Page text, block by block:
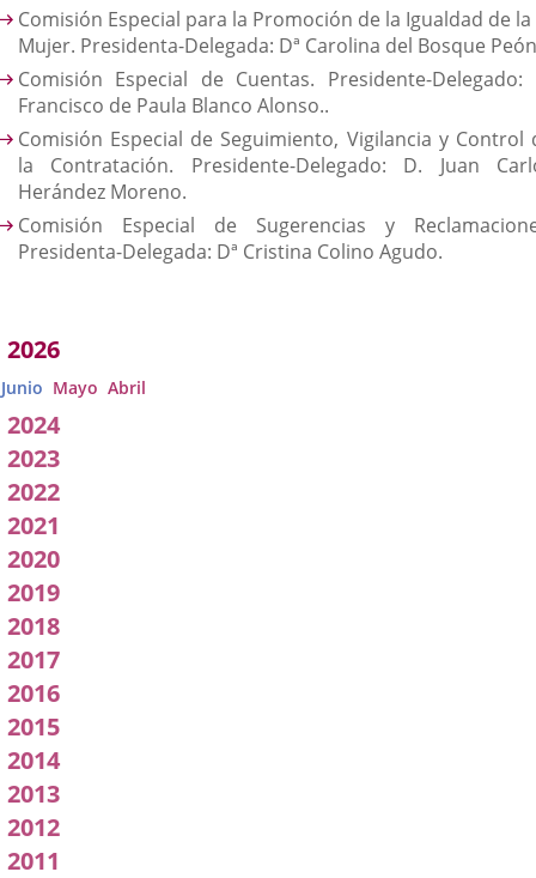
Comisión Especial para la Promoción de la Igualdad de la
Mujer. Presidenta-Delegada: Dª Carolina del Bosque
Comisión Especial de Cuentas. Presidente-Delegado:
Francisco de Paula Blanco Alonso..
Comisión Especial de Seguimiento, Vigilancia y Control
la Contratación. Presidente-Delegado: D. Juan
Herández Moreno.
Comisión Especial de Sugerencias y
Presidenta-Delegada: Dª Cristina Colino Agudo.
2026
Junio Mayo Abril
2024
2023
2022
2021
2020
2019
2018
2017
2016
2015
2014
2013
2012
2011